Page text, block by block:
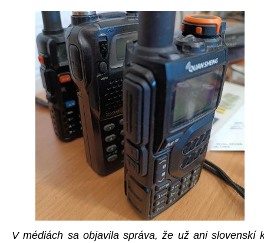
V médiách sa objavila správa, že už ani slovenskí